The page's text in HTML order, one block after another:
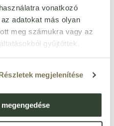
vonatkozó
adatokat más olyan
meg számukra vagy az
gyűjtöttek.
megjelenítése
1459 kJ